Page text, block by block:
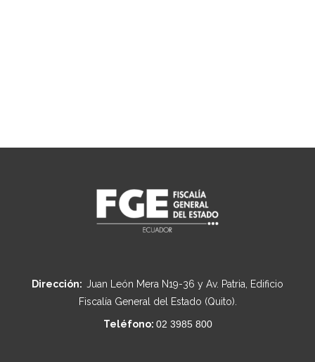
Dirección: Juan León Mera N19-36 y Av. Patria, Edificio
Fiscalía General del Estado (Quito).
Teléfono: 02 3985 800